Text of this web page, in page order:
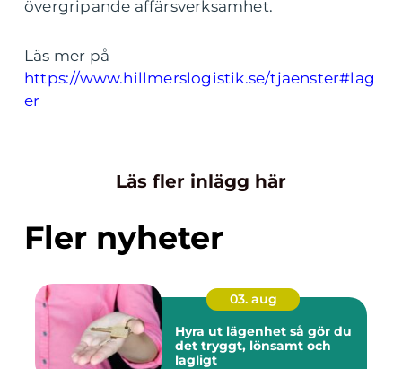
övergripande affärsverksamhet.
Läs mer på
https://www.hillmerslogistik.se/tjaenster#lag
er
Läs fler inlägg här
Fler nyheter
03. aug
Hyra ut lägenhet så gör du
det tryggt, lönsamt och
lagligt